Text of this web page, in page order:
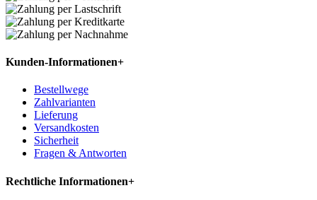
Kunden-Informationen+
Bestellwege
Zahlvarianten
Lieferung
Versandkosten
Sicherheit
Fragen & Antworten
Rechtliche Informationen+